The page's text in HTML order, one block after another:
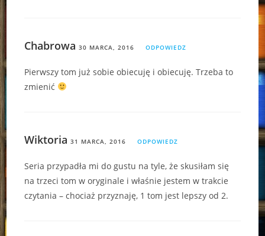
Chabrowa 30 MARCA, 2016 ODPOWIEDZ
Pierwszy tom już sobie obiecuję i obiecuję. Trzeba to
zmienić
Wiktoria 31 MARCA, 2016 ODPOWIEDZ
Seria przypadła mi do gustu na tyle, że skusiłam się
na trzeci tom w oryginale i właśnie jestem w trakcie
czytania – chociaż przyznaję, 1 tom jest lepszy od 2.